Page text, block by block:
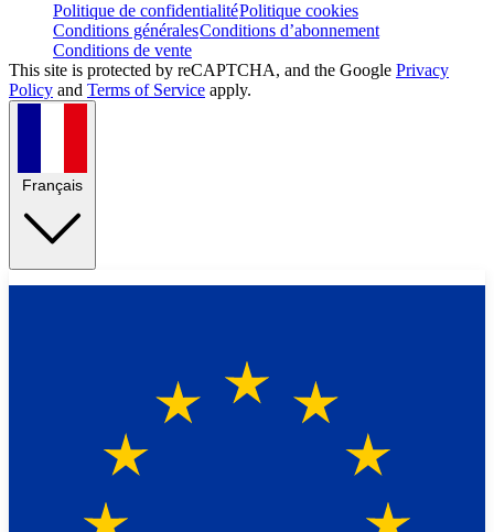
Politique de confidentialitéPolitique cookies
Conditions généralesConditions d’abonnement
Conditions de vente
This site is protected by reCAPTCHA, and the Google Privacy
Policy and Terms of Service apply.
Français